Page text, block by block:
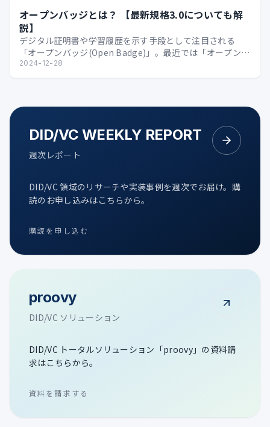
オープンバッジとは？ 【最新規格3.0についても解
説】
デジタル証明書や学習履歴を示す手段として注目される
「オープンバッジ(Open Badge)」。最近では「オープンバ
ッジ3.0」という新たな規格も登場しています。…
2024-12-28
DID/VC WEEKLY REPORT
週次レポート
DID/VC 領域のリサーチや実装事例を週次でお届け。購
読のお申し込みはこちらから。
購読を申し込む
proovy
DID/VC ソリューション
DID/VC トータルソリューション「proovy」の資料請
求はこちらから。
資料を請求する